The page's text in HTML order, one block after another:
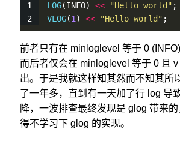
LOG(INFO) << "Hello world" ;
VLOG(1 ) << "Hello world" ;
前者只有在 minloglevel 等于 0 (INFO)
而后者仅会在 minloglevel 等于 0 且
出。于是我就这样知其然而不知其所
了一年多，直到有一天加了行 log 导
降，一波排查最终发现是 glog 带来
得不学习下 glog 的实现。